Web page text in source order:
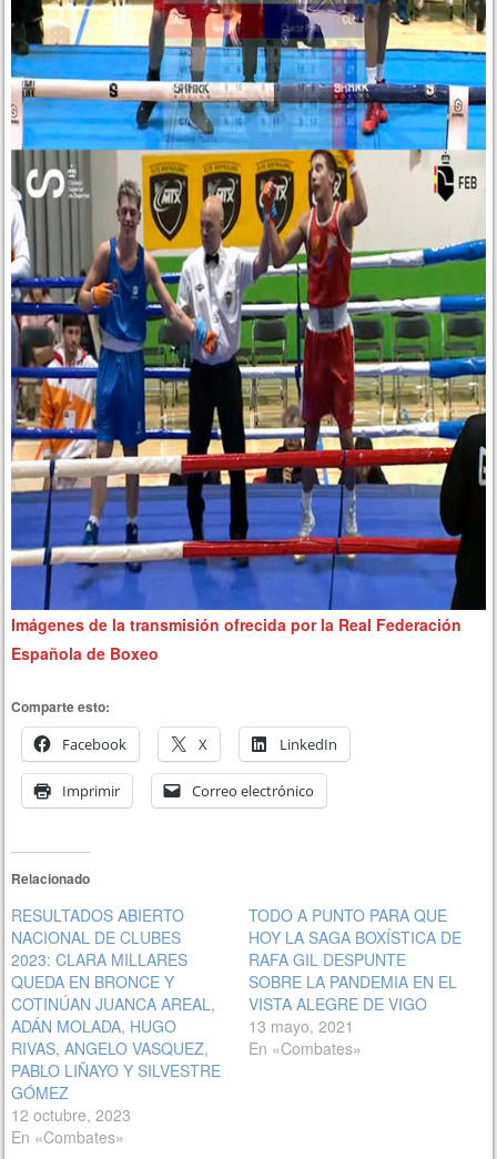
Imágenes de la transmisión ofrecida por la Real Federación
Española de Boxeo
Comparte esto:
Facebook
X LinkedIn
Imprimir Correo electrónico
Relacionado
RESULTADOS ABIERTO
NACIONAL DE CLUBES
2023: CLARA MILLARES
QUEDA EN BRONCE Y
COTINÚAN JUANCA AREAL,
ADÁN MOLADA, HUGO
RIVAS, ANGELO VASQUEZ,
PABLO LIÑAYO Y SILVESTRE
GÓMEZ
12 octubre, 2023
En «Combates»
TODO A PUNTO PARA QUE
HOY LA SAGA BOXÍSTICA DE
RAFA GIL DESPUNTE
SOBRE LA PANDEMIA EN EL
VISTA ALEGRE DE VIGO
13 mayo, 2021
En «Combates»